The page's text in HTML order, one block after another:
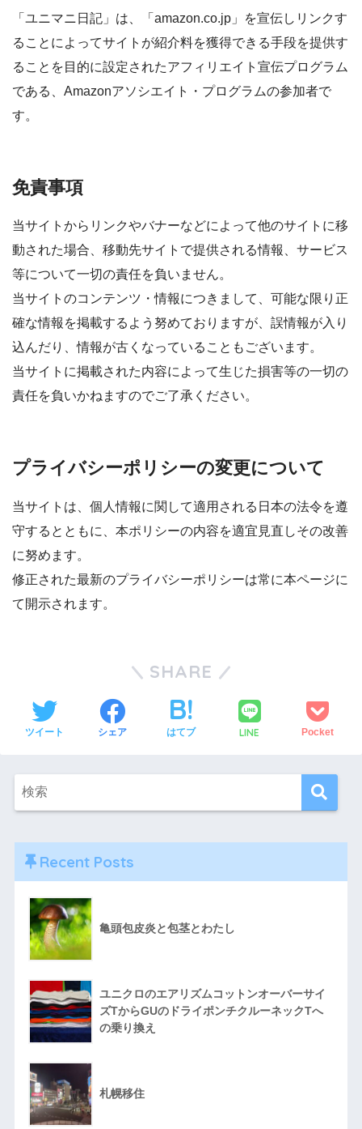
「ユニマニ日記」は、「amazon.co.jp」を宣伝しリンクす
ることによってサイトが紹介料を獲得できる手段を提供す
ることを目的に設定されたアフィリエイト宣伝プログラム
である、Amazonアソシエイト・プログラムの参加者で
す。
免責事項
当サイトからリンクやバナーなどによって他のサイトに移
動された場合、移動先サイトで提供される情報、サービス
等について一切の責任を負いません。
当サイトのコンテンツ・情報につきまして、可能な限り正
確な情報を掲載するよう努めておりますが、誤情報が入り
込んだり、情報が古くなっていることもございます。
当サイトに掲載された内容によって生じた損害等の一切の
責任を負いかねますのでご了承ください。
プライバシーポリシーの変更について
当サイトは、個人情報に関して適用される日本の法令を遵
守するとともに、本ポリシーの内容を適宜見直しその改善
に努めます。
修正された最新のプライバシーポリシーは常に本ページに
て開示されます。
SHARE
ツイート シェア はてブ LINE Pocket
Recent Posts
亀頭包皮炎と包茎とわたし
ユニクロのエアリズムコットンオーバーサイ
ズTからGUのドライポンチクルーネックTへ
の乗り換え
札幌移住